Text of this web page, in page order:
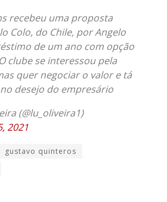
recebeu uma proposta
Colo, do Chile, por Angelo
de um ano com opção
clube se interessou pela
quer negociar o valor e tá
desejo do empresário
(@lu_oliveira1)
2021
gustavo quinteros